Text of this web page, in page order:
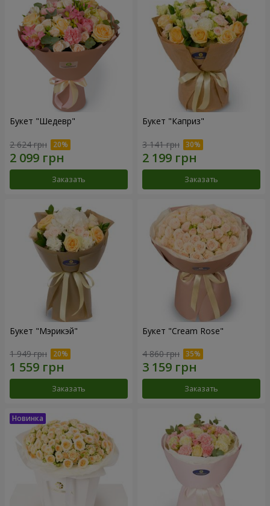
Букет "Шедевр"
2 624 грн
Заказать
Букет "Каприз"
3 141 грн
Заказать
Букет "Мэрикэй"
1 949 грн
Заказать
Букет "Cream Rose"
4 860 грн
Заказать